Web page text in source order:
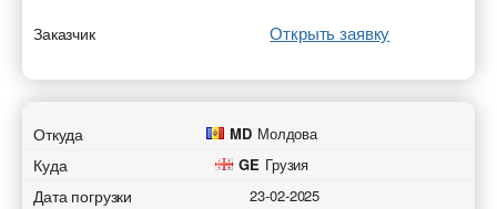
Заказчик Открыть заявку
Откуда MD Молдова
Куда GE Грузия
Дата погрузки 23-02-2025